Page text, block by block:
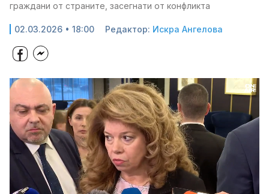
граждани от страните, засегнати от конфликта
02.03.2026 • 18:00 Редактор: Искра Ангелова